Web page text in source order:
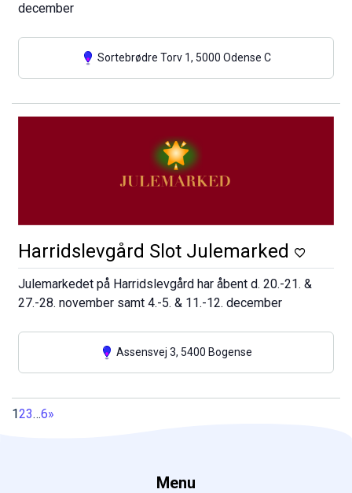
december
Sortebrødre Torv 1, 5000 Odense C
Harridslevgård Slot Julemarked
Julemarkedet på Harridslevgård har åbent d. 20.-21. &
27.-28. november samt 4.-5. & 11.-12. december
Assensvej 3, 5400 Bogense
123…6»
Menu